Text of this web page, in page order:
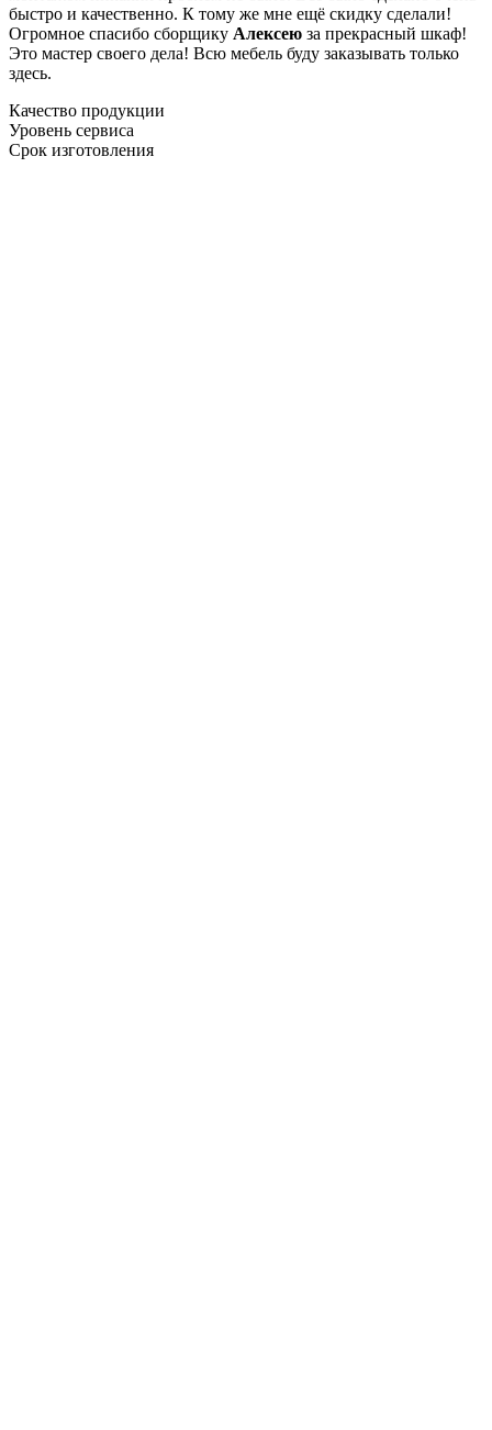
быстро и качественно. К тому же мне ещё скидку сделали!
Огромное спасибо сборщику Алексею за прекрасный шкаф!
Это мастер своего дела! Всю мебель буду заказывать только
здесь.
Качество продукции
Уровень сервиса
Срок изготовления